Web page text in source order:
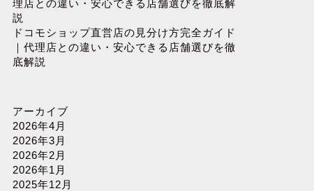
理店との違い・安心できる店舗選びを徹底解
説
ドコモショップ直営店の見分け方完全ガイド
｜代理店との違い・安心できる店舗選びを徹
底解説
アーカイブ
2026年4月
2026年3月
2026年2月
2026年1月
2025年12月